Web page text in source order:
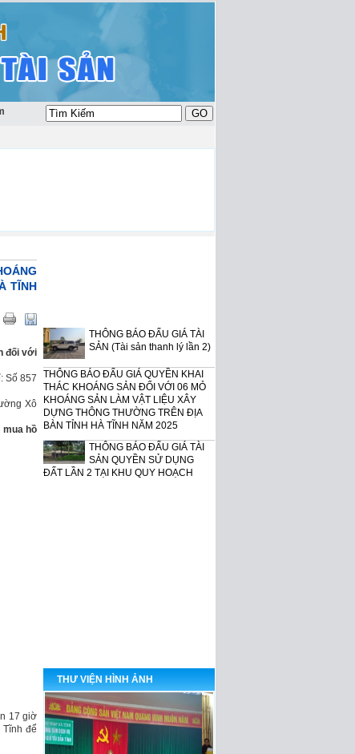
tài sản tỉnh Hà Tĩnh - Địa chỉ xã Thạch Trung - TP Hà Tĩnh - tỉnh Hà Tĩnh
TĨNH
đối với
Số 857
Xô
hồ
17 giờ
để
SẢN (Tài sản thanh lý lần 2)
THÔNG BÁO ĐẤU GIÁ QUYỀN KHAI
THÁC KHOÁNG SẢN ĐỐI VỚI 06 MỎ
KHOÁNG SẢN LÀM VẬT LIỆU XÂY
DỰNG THÔNG THƯỜNG TRÊN ĐỊA
BÀN TỈNH HÀ TĨNH NĂM 2025
THÔNG BÁO ĐẤU GIÁ TÀI
SẢN QUYỀN SỬ DỤNG
ĐẤT LẦN 2 TẠI KHU QUY HOẠCH
DÂN CƯ VÙNG NHÀ VĂN HÓA THÔN
THƯ VIỆN HÌNH ẢNH